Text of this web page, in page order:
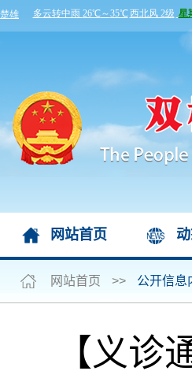
网站首页
网站首页 >> 公开信息
【义诊